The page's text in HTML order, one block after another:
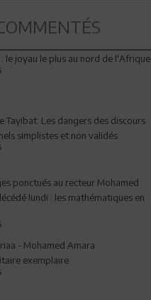
: le joyau le plus au nord de l'Afrique
Tayibat: Les dangers des discours
simplistes et non validés
ponctués au recteur Mohamed
lundi : les mathématiques en
- Mohamed Amara:
exemplaire